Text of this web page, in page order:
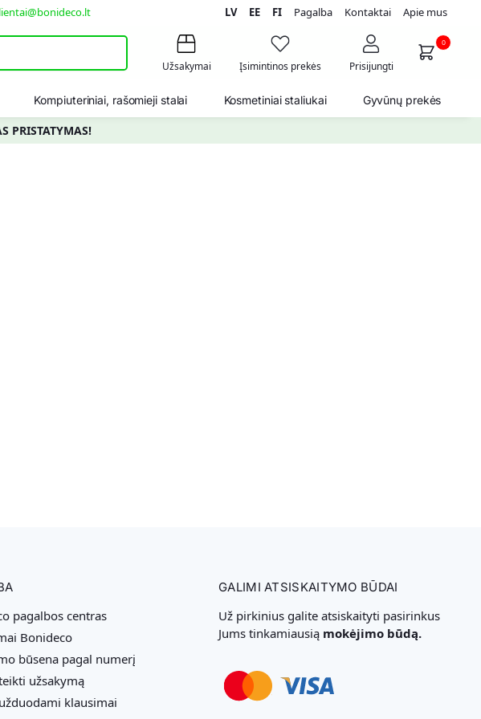
LV EE FI Pagalba Kontaktai Apie mus
Užsakymai Įsimintinos prekės Prisijungti
0
Kompiuteriniai, rašomieji stalai Kosmetiniai staliukai Gyvūnų prekės
PRISTATYMAS!
pagalbos centras
Bonideco
būsena pagal numerį
užsakymą
klausimai
GALIMI ATSISKAITYMO BŪDAI
Už pirkinius galite atsiskaityti pasirinkus
Jums tinkamiausią mokėjimo būdą.